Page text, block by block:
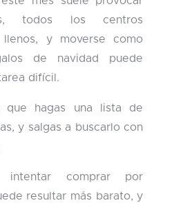
todos los centros
llenos, y moverse como
de navidad puede
difícil.
que hagas una lista de
y salgas a buscarlo con
intentar comprar por
resultar más barato, y